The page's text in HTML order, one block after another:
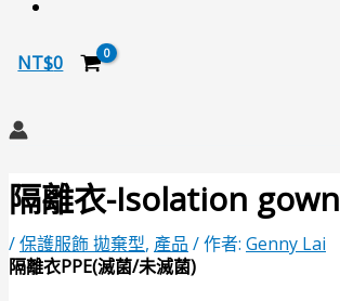
NT$0
尋
隔離衣-Isolation gown
/保護服飾 拋棄型, 產品 / 作者: Genny Lai
隔離衣PPE(滅菌/未滅菌)